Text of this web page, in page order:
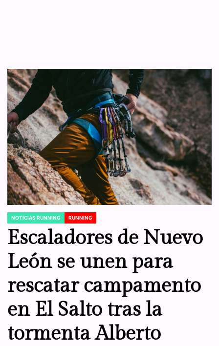
POSTED
IN
NOTICIAS RUNNING RUNNING
Escaladores de Nuevo
León se unen para
rescatar campamento
en El Salto tras la
tormenta Alberto